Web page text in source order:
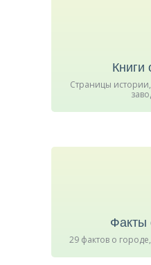
Книги
Страницы
Факты
29 фактов о